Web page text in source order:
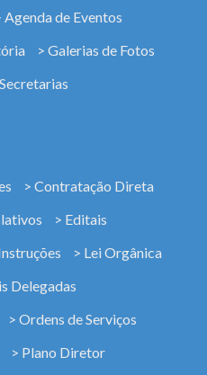
Agenda de Eventos
> Galerias de Fotos
> Contratação Direta
> Editais
> Lei Orgânica
Delegadas
> Ordens de Serviços
> Plano Diretor